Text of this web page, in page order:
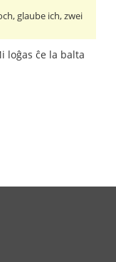
glaube ich, zwei
loĝas ĉe la balta